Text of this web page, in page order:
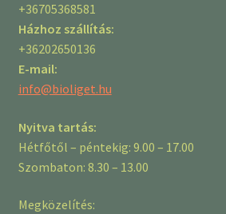
+36705368581
Házhoz szállítás:
+36202650136
E-mail:
info@bioliget.hu
Nyitva tartás:
Hétfőtől – péntekig: 9.00 – 17.00
Szombaton: 8.30 – 13.00
Megközelítés: